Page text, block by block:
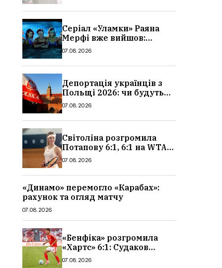
Серіал «Уламки» Раяна
Мерфі вже вийшов:
сюжет, актори та всі
07.08.2026
Депортація українців з
Польщі 2026: чи будуть
висилати українських
07.08.2026
Світоліна розгромила
Потапову 6:1, 6:1 на WTA
1000 у Торонто
07.08.2026
«Динамо» перемогло «Карабах»:
рахунок та огляд матчу
07.08.2026
«Бенфіка» розгромила
«Хартс» 6:1: Судаков
відзначився асистом,
07.08.2026